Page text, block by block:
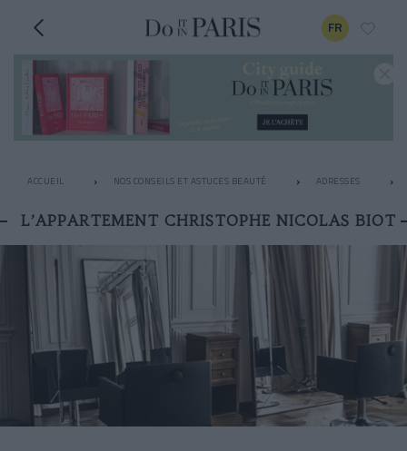
FR
ACCUEIL NOS CONSEILS ET ASTUCES BEAUTÉ ADRESSES
L’APPARTEMENT CHRISTOPHE NICOLAS BIOT